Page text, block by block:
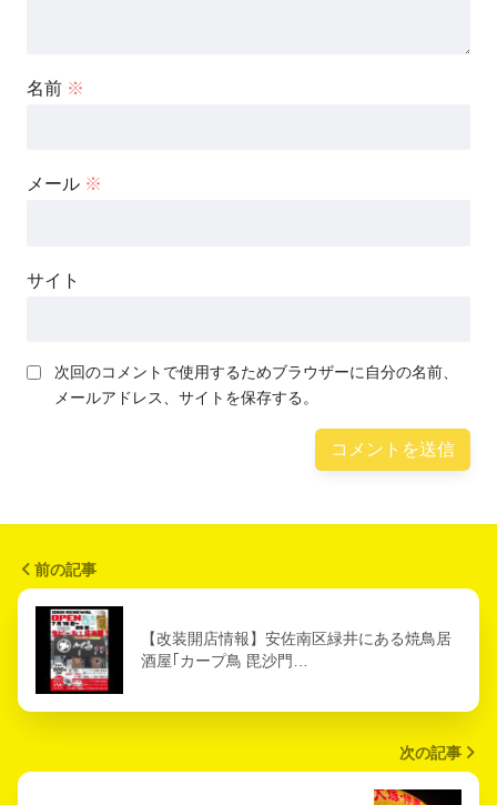
名前 ※
メール ※
サイト
次回のコメントで使用するためブラウザーに自分の名前、
メールアドレス、サイトを保存する。
前の記事
【改装開店情報】安佐南区緑井にある焼鳥居
酒屋｢カープ鳥 毘沙門…
次の記事